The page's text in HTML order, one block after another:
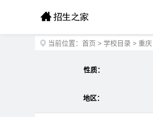
当前位置： 首页 > 学校目录 > 重庆
性质：
地区：